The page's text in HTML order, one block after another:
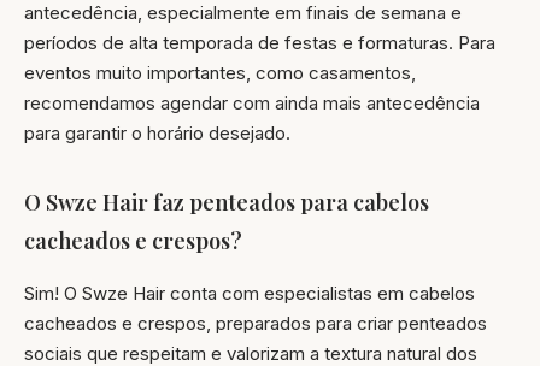
antecedência, especialmente em finais de semana e
períodos de alta temporada de festas e formaturas. Para
eventos muito importantes, como casamentos,
recomendamos agendar com ainda mais antecedência
para garantir o horário desejado.
O Swze Hair faz penteados para cabelos
cacheados e crespos?
Sim! O Swze Hair conta com especialistas em cabelos
cacheados e crespos, preparados para criar penteados
sociais que respeitam e valorizam a textura natural dos